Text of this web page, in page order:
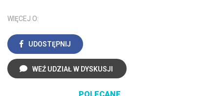
WIĘCEJ O:
UDOSTĘPNIJ
WEŹ UDZIAŁ W DYSKUSJI
POLECANE